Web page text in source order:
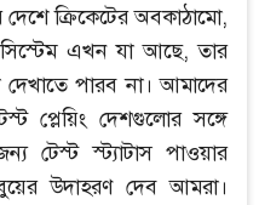
ক্রিকেটের অবকাঠামো,
সিস্টেম এখন যা আছে, তার
পারব না। আমাদের
প্লেয়িং দেশগুলোর সঙ্গে
টেস্ট স্ট্যাটাস পাওয়ার
উদাহরণ দেব আমরা।